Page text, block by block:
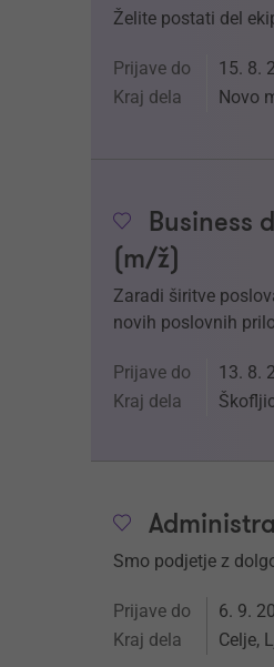
Želite postati del
Prijave do 15. 8.
Kraj dela Novo
Business
(m/ž)
Zaradi širitve
novih poslovnih
Prijave do 13. 8.
Kraj dela
Smo podjetje z
Prijave do 6. 9.
Kraj dela Celje,